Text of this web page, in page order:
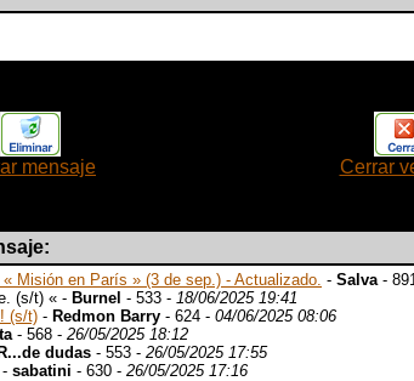
mensaje Cerrar
Misión en París » (3 de sep.) - Actualizado. - Salva-
(s/t) « - Burnel - 533 - 18/06/2025 19:41
(s/t) - Redmon Barry - 624 - 04/06/2025 08:06
- 568 - 26/05/2025 18:12
dudas - 553 - 26/05/2025 17:55
- sabatini - 630 - 26/05/2025 17:16